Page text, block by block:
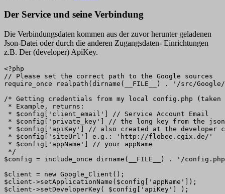
Der Service und seine Verbindung
Die Verbindungsdaten kommen aus der zuvor herunter geladenen
Json-Datei oder durch die anderen Zugangsdaten- Einrichtungen
z.B. Der (developer) ApiKey.
<?php
// Please set the correct path to the Google sources
require_once realpath(dirname(__FILE__) . '/src/
/* Getting credentials from my local config.php
* Example, returns:
* $config['client_email'] // Service Account Email
* $config['private_key'] // the long key from the
* $config['apiKey'] // also created at the developer
* $config['siteUrl'] e.g.: 'http://flobee.cgix.de/'
* $config['appName'] // your appName
*/
$config = include_once dirname(__FILE__) . '/
$client = new Google_Client();
$client->setApplicationName($config['appName']);
$client->setDeveloperKey( $config['apiKey'] );